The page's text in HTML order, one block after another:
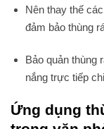
Nên thay thế
đảm bảo thùng
Bảo quản thùng
nắng trực tiếp
Ứng dụng